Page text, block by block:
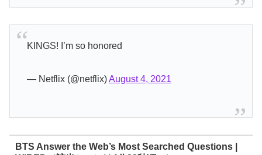
KINGS! I’m so honored
— Netflix (@netflix)August 4, 2021
BTS Answer the Web’s Most Searched Questions |